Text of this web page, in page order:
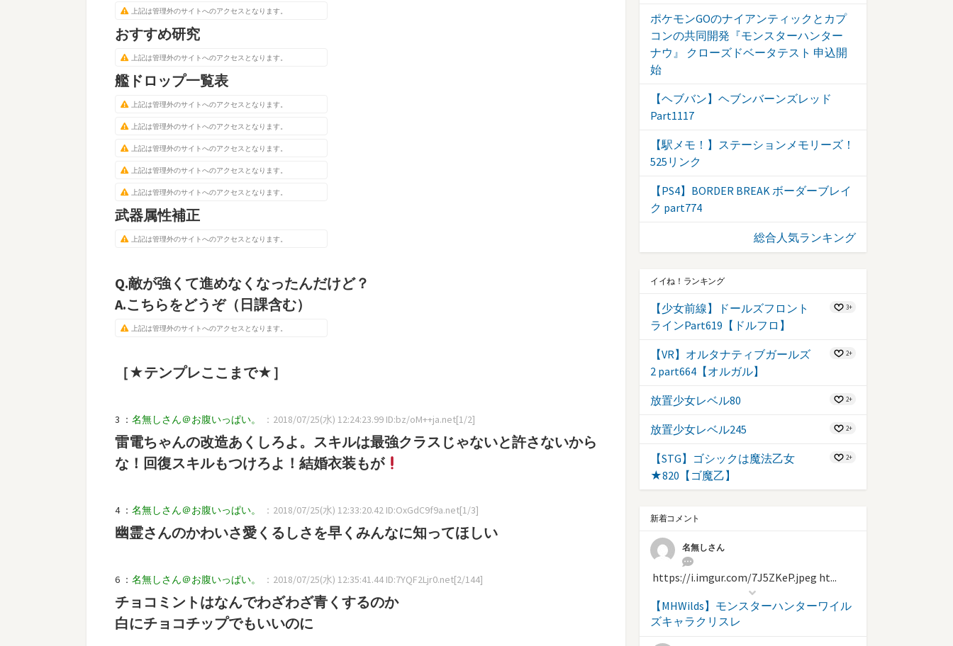
上記は管理外のサイトへのアクセスとなります。
おすすめ研究
上記は管理外のサイトへのアクセスとなります。
艦ドロップ一覧表
上記は管理外のサイトへのアクセスとなります。
上記は管理外のサイトへのアクセスとなります。
上記は管理外のサイトへのアクセスとなります。
上記は管理外のサイトへのアクセスとなります。
上記は管理外のサイトへのアクセスとなります。
武器属性補正
上記は管理外のサイトへのアクセスとなります。
Q.敵が強くて進めなくなったんだけど？
A.こちらをどうぞ（日課含む）
上記は管理外のサイトへのアクセスとなります。
［★テンプレここまで★］
3 ： 名無しさん＠お腹いっぱい。 ：2018/07/25(水) 12:24:23.99 ID:bz/oM++ja.net[1/2]
雷電ちゃんの改造あくしろよ。スキルは最強クラスじゃないと許さないから
な！回復スキルもつけろよ！結婚衣装もが
4 ： 名無しさん＠お腹いっぱい。 ：2018/07/25(水) 12:33:20.42 ID:OxGdC9f9a.net[1/3]
幽霊さんのかわいさ愛くるしさを早くみんなに知ってほしい
6 ： 名無しさん＠お腹いっぱい。 ：2018/07/25(水) 12:35:41.44 ID:7YQF2Ljr0.net[2/144]
チョコミントはなんでわざわざ青くするのか
白にチョコチップでもいいのに
ポケモンGOのナイアンティックとカプ
コンの共同開発『モンスターハンター
ナウ』 クローズドベータテスト 申込開
始
【ヘブバン】ヘブンバーンズレッド
Part1117
【駅メモ！】ステーションメモリーズ！
525リンク
【PS4】BORDER BREAK ボーダーブレイ
ク part774
総合人気ランキング
イイね！ランキング
【少女前線】ドールズフロント
ラインPart619【ドルフロ】
3+
【VR】オルタナティブガールズ
2 part664【オルガル】
2+
放置少女レベル80 2+
放置少女レベル245 2+
【STG】ゴシックは魔法乙女
★820【ゴ魔乙】
2+
新着コメント
名無しさん
https://i.imgur.com/7J5ZKeP.jpeg ht...
【MHWilds】モンスターハンターワイル
ズキャラクリスレ